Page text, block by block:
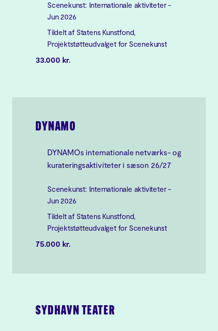
Scenekunst: Internationale aktiviteter -
Jun 2026
Tildelt af Statens Kunstfond,
Projektstøtteudvalget for Scenekunst
33.000 kr.
DYNAMO
DYNAMOs internationale netværks- og
kurateringsaktiviteter i sæson 26/27
Scenekunst: Internationale aktiviteter -
Jun 2026
Tildelt af Statens Kunstfond,
Projektstøtteudvalget for Scenekunst
75.000 kr.
SYDHAVN TEATER